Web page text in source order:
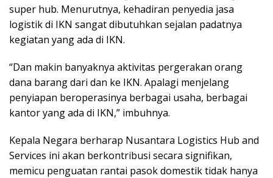
super hub. Menurutnya, kehadiran penyedia jasa
logistik di IKN sangat dibutuhkan sejalan padatnya
kegiatan yang ada di IKN.
“Dan makin banyaknya aktivitas pergerakan orang
dana barang dari dan ke IKN. Apalagi menjelang
penyiapan beroperasinya berbagai usaha, berbagai
kantor yang ada di IKN,” imbuhnya.
Kepala Negara berharap Nusantara Logistics Hub and
Services ini akan berkontribusi secara signifikan,
memicu penguatan rantai pasok domestik tidak hanya